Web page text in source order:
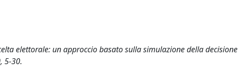
elettorale: un approccio basato sulla simulazione della decisione
5-30.